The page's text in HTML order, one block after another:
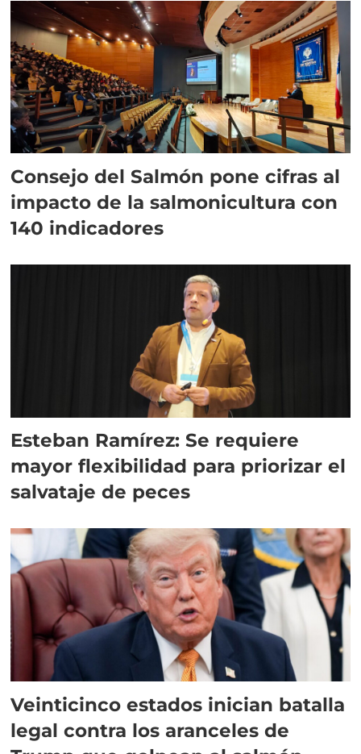
Consejo del Salmón pone cifras al
impacto de la salmonicultura con
140 indicadores
Esteban Ramírez: Se requiere
mayor flexibilidad para priorizar el
salvataje de peces
Veinticinco estados inician batalla
legal contra los aranceles de